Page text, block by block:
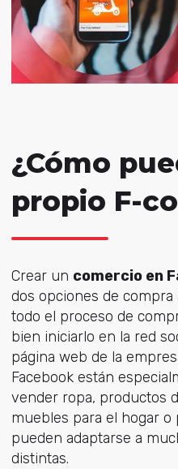
¿Cómo
propio F-
Crear un comercio en
dos opciones de
todo el proceso de
bien iniciarlo en la red
página web de la
Facebook están
vender ropa, productos
muebles para el hogar
pueden adaptarse a
distintas.